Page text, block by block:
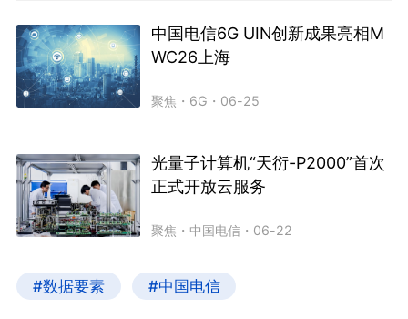
中国电信6G UIN创新成果亮相M
WC26上海
聚焦 ・ 6G ・ 06-25
光量子计算机“天衍-P2000”首次
正式开放云服务
聚焦 ・ 中国电信 ・ 06-22
#数据要素 #中国电信